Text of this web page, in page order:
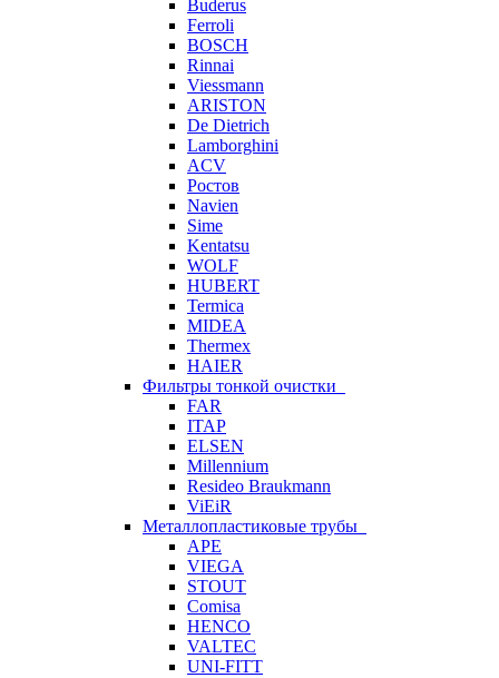
Buderus
Ferroli
BOSCH
Rinnai
Viessmann
ARISTON
De Dietrich
Lamborghini
ACV
Ростов
Navien
Sime
Kentatsu
WOLF
HUBERT
Termica
MIDEA
Thermex
HAIER
Фильтры тонкой очистки
FAR
ITAP
ELSEN
Millennium
Resideo Braukmann
ViEiR
Металлопластиковые трубы
APE
VIEGA
STOUT
Comisa
HENCO
VALTEC
UNI-FITT